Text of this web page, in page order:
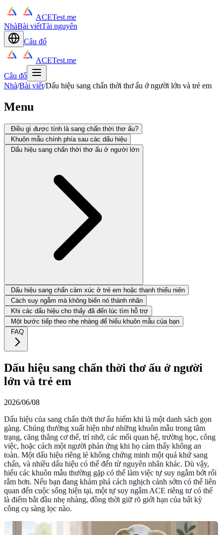
ACETest.me
NhàBài viếtTài nguyên
Câu đố
ACETest.me
Câu đố
Nhà/Bài viết/Dấu hiệu sang chấn thời thơ ấu ở người lớn và trẻ em
Menu
Điều gì được tính là sang chấn thời thơ ấu?
Khuôn mẫu chính phía sau các dấu hiệu
Dấu hiệu sang chấn thời thơ ấu ở người lớn
Dấu hiệu sang chấn cảm xúc ở trẻ em hoặc thanh thiếu niên
Cách suy ngẫm mà không biến nó thành nhãn
Khi các dấu hiệu cho thấy đã đến lúc tìm hỗ trợ
Một bước tiếp theo nhẹ nhàng để hiểu khuôn mẫu của bạn
FAQ
Dấu hiệu sang chấn thời thơ ấu ở người
lớn và trẻ em
2026/06/08
Dấu hiệu của sang chấn thời thơ ấu hiếm khi là một danh sách gọn
gàng. Chúng thường xuất hiện như những khuôn mẫu trong tâm
trạng, căng thẳng cơ thể, trí nhớ, các mối quan hệ, trường học, công
việc, hoặc cách một người phản ứng khi họ cảm thấy không an
toàn. Một dấu hiệu riêng lẻ không chứng minh một quá khứ sang
chấn, và nhiều dấu hiệu có thể đến từ nguyên nhân khác. Dù vậy,
hiểu các khuôn mẫu thường gặp có thể làm việc tự suy ngẫm bớt rối
rắm hơn. Nếu bạn đang khám phá cách nghịch cảnh sớm có thể liên
quan đến cuộc sống hiện tại, một tự suy ngẫm ACE riêng tư có thể
là điểm bắt đầu nhẹ nhàng, đồng thời giữ rõ giới hạn của bất kỳ
công cụ sàng lọc nào.